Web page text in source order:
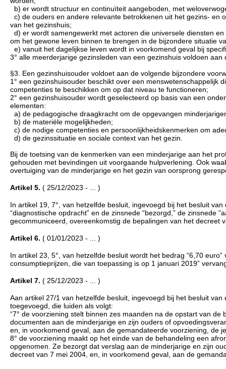
b) er wordt structuur en continuïteit aangeboden, met
c) de ouders en andere relevante betrokkenen uit het gezins- en
van het gezinshuis;
d) er wordt samengewerkt met actoren die universele diensten
om het gewone leven binnen te brengen in de bijzondere situatie
e) vanuit het dagelijkse leven wordt in voorkomend geval bij
3° alle meerderjarige gezinsleden van een gezinshuis voldoen
§3. Een gezinshuisouder voldoet aan de volgende bijzondere
1° een gezinshuisouder beschikt over een menswetenschappelijk
competenties te beschikken om op dat niveau te functioneren;
2° een gezinshuisouder wordt geselecteerd op basis van een
elementen:
a) de pedagogische draagkracht om de opgevangen
b) de materiële mogelijkheden;
c) de nodige competenties en persoonlijkheidskenmerken om
d) de gezinssituatie en sociale context van het gezin.
Bij de toetsing van de kenmerken van een minderjarige aan het
gehouden met bevindingen uit voorgaande hulpverlening. Ook
overtuiging van de minderjarige en het gezin van oorsprong
Artikel 5. ( 25/12/2023 - ... )
In artikel 19, 7°, van hetzelfde besluit, ingevoegd bij het besluit
“diagnostische opdracht” en de zinsnede “bezorgd,” de zinsnede
gecommuniceerd, overeenkomstig de bepalingen van het decreet
Artikel 6. ( 01/01/2023 - ... )
In artikel 23, 5°, van hetzelfde besluit wordt het bedrag “6,70
consumptieprijzen, die van toepassing is op 1 januari 2019”
Artikel 7. ( 25/12/2023 - ... )
Aan artikel 27/1 van hetzelfde besluit, ingevoegd bij het besluit
toegevoegd, die luiden als volgt:
“7° de voorziening stelt binnen zes maanden na de opstart van
documenten aan de minderjarige en zijn ouders of
en, in voorkomend geval, aan de gemandateerde voorziening, de
8° de voorziening maakt op het einde van de behandeling een
opgenomen. Ze bezorgt dat verslag aan de minderjarige en zijn
decreet van 7 mei 2004, en, in voorkomend geval, aan de